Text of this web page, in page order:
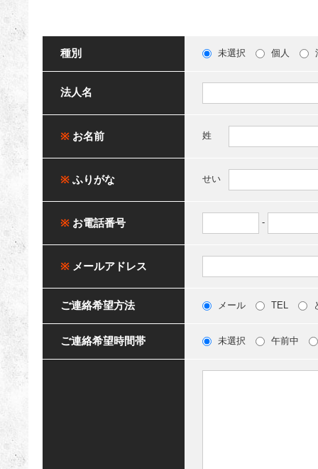
種別 未選択 個人
法人名
※ お名前 姓
※ ふりがな せい
※ お電話番号 -
※ メールアドレス
ご連絡希望方法 メール TEL
ご連絡希望時間帯 未選択 午前中